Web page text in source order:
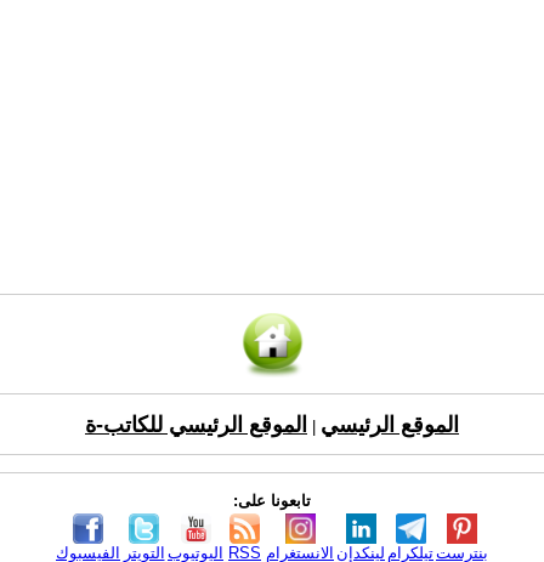
الموقع الرئيسي الموقع الرئيسي للكاتب-ة
تابعونا على:
الفيسبوك التويتر اليوتيوب RSS الانستغرام لينكدإن تيلكرامبنترست